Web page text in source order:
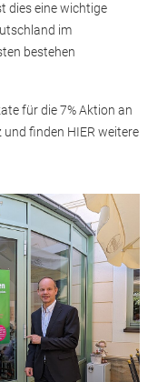
dies eine wichtige
im
bestehen
für die 7% Aktion an
finden HIER weitere